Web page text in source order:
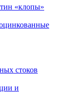
«клопы»
стоков
и